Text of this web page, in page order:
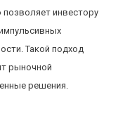
позволяет инвестору
Такой подход
рыночной
решения.